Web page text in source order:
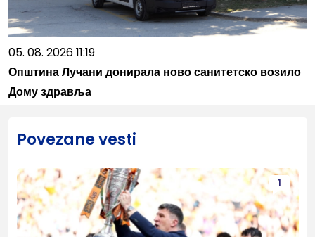
05. 08. 2026 11:19
Општина Лучани донирала ново санитетско возило
Дому здравља
Povezane vesti
1